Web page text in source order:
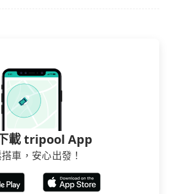
載 tripool App
車，安心出發！